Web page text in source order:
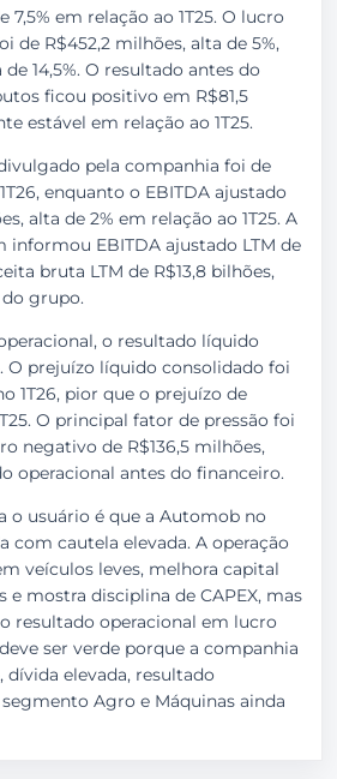
7,5% em relação ao 1T25. O lucro
de R$452,2 milhões, alta de 5%,
14,5%. O resultado antes do
ficou positivo em R$81,5
estável em relação ao 1T25.
pela companhia foi de
enquanto o EBITDA ajustado
alta de 2% em relação ao 1T25. A
EBITDA ajustado LTM de
bruta LTM de R$13,8 bilhões,
grupo.
o resultado líquido
prejuízo líquido consolidado foi
1T26, pior que o prejuízo de
O principal fator de pressão foi
negativo de R$136,5 milhões,
operacional antes do financeiro.
o usuário é que a Automob no
com cautela elevada. A operação
veículos leves, melhora capital
e mostra disciplina de CAPEX, mas
resultado operacional em lucro
ser verde porque a companhia
elevada, resultado
Agro e Máquinas ainda